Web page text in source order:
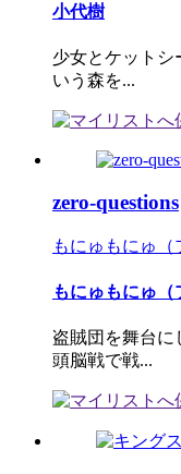
小代樹
少女とケットシ
いう森を...
zero-questions
もにゅもにゅ（
もにゅもにゅ（
盗賊団を舞台に
頭脳戦で戦...